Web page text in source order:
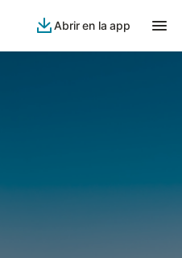
Abrir en la app